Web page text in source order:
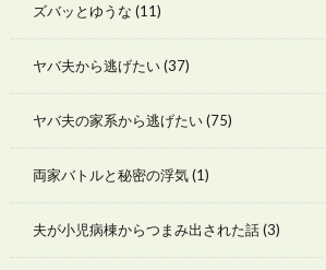
ズバッとゆうな (11)
ヤバ夫から逃げたい(37)
ヤバ夫の家系から逃げたい(75)
両家バトルと秘密の浮気(1)
夫が小児病棟からつまみ出された話(3)